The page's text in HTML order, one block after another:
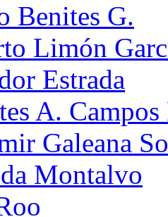
Benites G.
Limón
Estrada
A.
Galeana
Montalvo